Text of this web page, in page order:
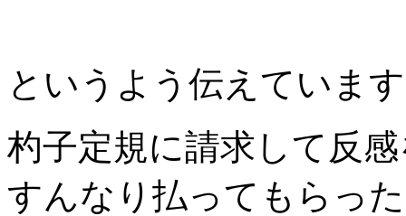
というよう伝えていま
杓子定規に請求して反
すんなり払ってもらっ